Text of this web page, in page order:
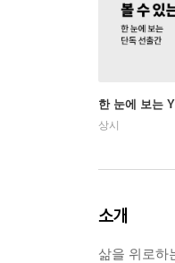
한 눈에 보는
상시
소개
삶을 위로하